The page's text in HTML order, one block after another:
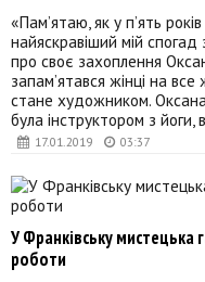
17.01.2019 03:37
«Пам’ятаю, як у п’ять
найяскравіший мій
про своє захоплення
запам’ятався жінці на
стане художником.
була інструктором з
У Франківську мистецька
роботи